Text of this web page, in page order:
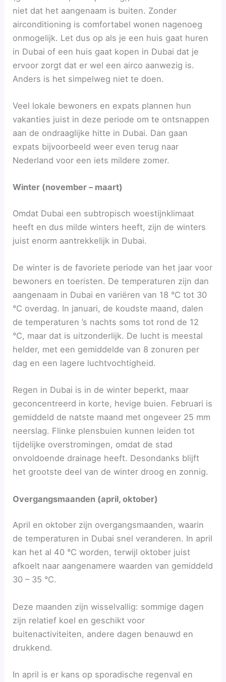
niet dat het aangenaam is buiten. Zonder
airconditioning is comfortabel wonen nagenoeg
onmogelijk. Let dus op als je een huis gaat huren
in Dubai of een huis gaat kopen in Dubai dat je
ervoor zorgt dat er wel een airco aanwezig is.
Anders is het simpelweg niet te doen.
Veel lokale bewoners en expats plannen hun
vakanties juist in deze periode om te ontsnappen
aan de ondraaglijke hitte in Dubai. Dan gaan
expats bijvoorbeeld weer even terug naar
Nederland voor een iets mildere zomer.
Winter (november – maart)
Omdat Dubai een subtropisch woestijnklimaat
heeft en dus milde winters heeft, zijn de winters
juist enorm aantrekkelijk in Dubai.
De winter is de favoriete periode van het jaar voor
bewoners en toeristen. De temperaturen zijn dan
aangenaam in Dubai en variëren van 18 °C tot 30
°C overdag. In januari, de koudste maand, dalen
de temperaturen ’s nachts soms tot rond de 12
°C, maar dat is uitzonderlijk. De lucht is meestal
helder, met een gemiddelde van 8 zonuren per
dag en een lagere luchtvochtigheid.
Regen in Dubai is in de winter beperkt, maar
geconcentreerd in korte, hevige buien. Februari is
gemiddeld de natste maand met ongeveer 25 mm
neerslag. Flinke plensbuien kunnen leiden tot
tijdelijke overstromingen, omdat de stad
onvoldoende drainage heeft. Desondanks blijft
het grootste deel van de winter droog en zonnig.
Overgangsmaanden (april, oktober)
April en oktober zijn overgangsmaanden, waarin
de temperaturen in Dubai snel veranderen. In april
kan het al 40 °C worden, terwijl oktober juist
afkoelt naar aangenamere waarden van gemiddeld
30 – 35 °C.
Deze maanden zijn wisselvallig: sommige dagen
zijn relatief koel en geschikt voor
buitenactiviteiten, andere dagen benauwd en
drukkend.
In april is er kans op sporadische regenval en